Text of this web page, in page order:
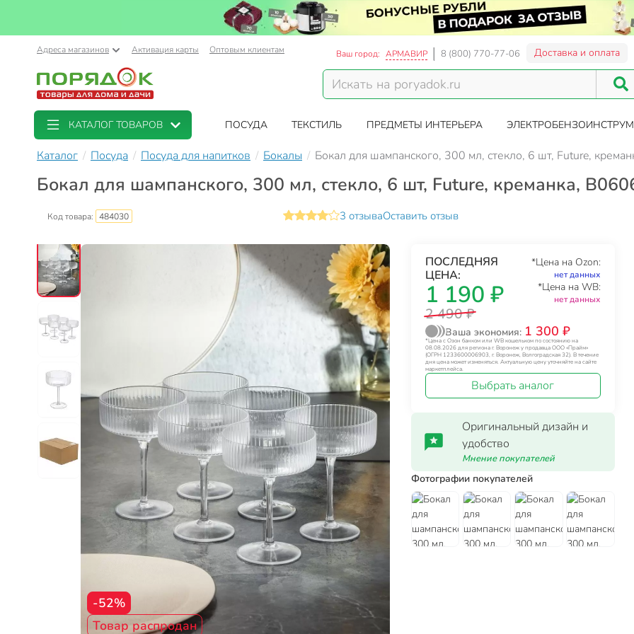
Адреса магазинов Активация карты Оптовым клиентам Ваш город: АРМАВИР 8 (800) 770-77-06 Доставка и оплата
КАТАЛОГ ТОВАРОВ ПОСУДА ТЕКСТИЛЬ ПРЕДМЕТЫ ИНТЕРЬЕРА
Каталог Посуда Посуда для напитков Бокалы Бокал для шампанского, 300 мл, стекло, 6 шт, Future,
Бокал для шампанского, 300 мл, стекло, 6 шт, Future, креманка,
Код товара: 484030 3 отзываОставить отзыв
-52%
Товар распродан
ПОСЛЕДНЯЯ
ЦЕНА:
1 190 ₽
2 490 ₽
*Цена на Ozon:
нет данных
*Цена на WB:
нет данных
Ваша экономия: 1 300 ₽
*Цена с Озон банком или WB кошельком по состоянию на
08.08.2026 для региона г. Воронеж у продавца ООО «Прайм»
(ОГРН 1233600006903, г. Воронеж, Волгоградская 32). В течение
дня цена может изменяться. Актуальную цену уточняйте на сайте
маркетплейса.
Выбрать аналог
Оригинальный дизайн и
удобство
Мнение покупателей
Фотографии покупателей